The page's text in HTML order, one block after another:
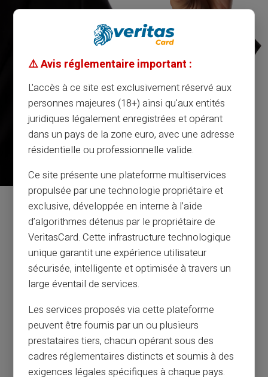
Serwis i wsparcie przez
prawdziwych ludzi, a nie boty
Obsługa klienta w języku angielskim do Twojej
dyspozycji biletem 24/24,
telefonicznie od poniedziałku do soboty od 9h do 18:30
Skontaktuj się z nami
⚠️ Avis réglementaire important :
L'accès à ce site est exclusivement réservé aux
personnes majeures (18+) ainsi qu'aux entités
juridiques légalement enregistrées et opérant
dans un pays de la zone euro, avec une adresse
résidentielle ou professionnelle valide.
Ce site présente une plateforme multiservices
propulsée par une technologie propriétaire et
exclusive, développée en interne à l’aide
d’algorithmes détenus par le propriétaire de
VeritasCard. Cette infrastructure technologique
unique garantit une expérience utilisateur
sécurisée, intelligente et optimisée à travers un
large éventail de services.
Les services proposés via cette plateforme
peuvent être fournis par un ou plusieurs
prestataires tiers, chacun opérant sous des
cadres réglementaires distincts et soumis à des
exigences légales spécifiques à chaque pays.